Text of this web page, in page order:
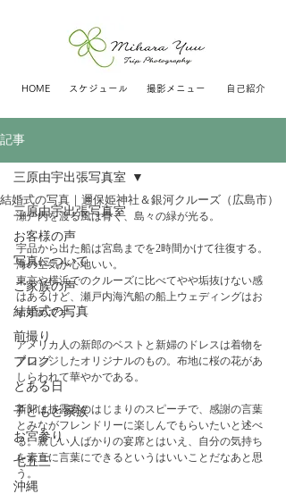
HOME スケジュール 撮影メニュー 自己紹介
記事
三原由宇出張写真室
お客様の声
写真について
ご家族の声
結婚式の写真
前撮り
ブログ
とある日
子どもと家族
お宮参り
七五三
沖縄
三原由宇出張写真室
結婚式の写真｜邇保姫神社＆銀河クルーズ（広島市）
瀬戸内を渡る風は青く、島々の緑が光る。
宇品から出た船は宮島までを2時間かけて往復する。
海の空気が心地いい。
東京や横浜でのクルーズに比べてやや垢抜けない感
はあるけど、瀬戸内海汽船の船上ウェディングはお
すすめです。
アメリカ人の新郎のベストと新婦のドレスは着物を
アレンジしたオリジナルのもの。布地に桜の花があ
しらわれて華やかである。
新郎は披露宴のはじまりのスピーチで、感謝の言葉
とみながフレンドリーに楽しんでもらいたいと述べ
る。親しい人ばかりの宴席とはいえ、自分の気持ち
を素直に言葉にできるというはいいことだなあと思
う。